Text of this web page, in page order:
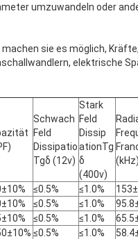
umzuwandeln oder
machen sie es möglich,
elektrische
Schwach
Feld
Dissipatio
Tgδ (12v)
Stark
Feld
Dissip
ationTg
δ
(400v)
(kHz)
≤0.5% ≤1.0%
≤0.5% ≤1.0%
≤0.5% ≤1.0%
≤0.5% ≤1.0%